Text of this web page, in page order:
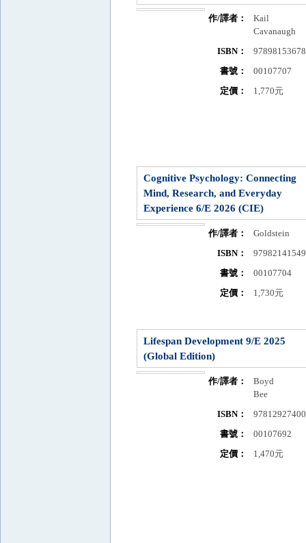
作/譯者：
Kail
Cavanaugh
ISBN：
書號：
00107707
定價：
1,770元
Cognitive Psychology: Connecting
Mind, Research, and Everyday
Experience 6/E 2026 (CIE)
作/譯者：
Goldstein
ISBN：
書號：
00107704
定價：
1,730元
Lifespan Development 9/E 2025
(Global Edition)
作/譯者：
Boyd
Bee
ISBN：
書號：
00107692
定價：
1,470元